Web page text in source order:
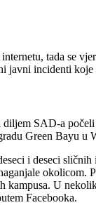
tada se
javni incidenti koje
diljem SAD-a
Green Bayu u
i deseci
okolicom.
kampusa. U
Facebooka.